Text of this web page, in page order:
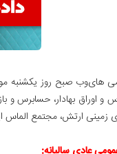
صبح روز یکشنبه مورخ ۳۱ تیرماه،
زمینی ارتش، مجتمع